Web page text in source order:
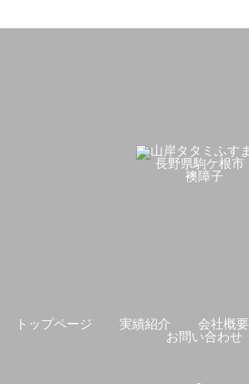
トップページ 実績紹介 会社概要
お問い合わせ